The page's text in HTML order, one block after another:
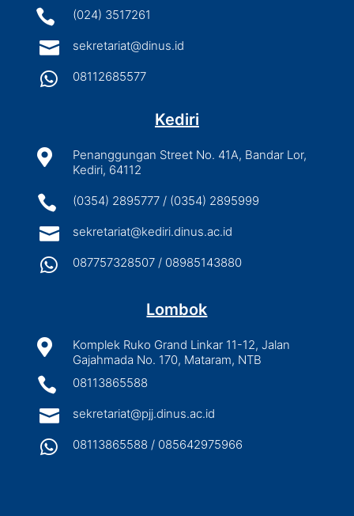
 (024) 3517261
 sekretariat@dinus.id
 08112685577
Kediri

Penanggungan Street No. 41A, Bandar Lor,
Kediri, 64112
 (0354) 2895777 / (0354) 2895999
 sekretariat@kediri.dinus.ac.id
 087757328507 / 08985143880
Lombok

Komplek Ruko Grand Linkar 11-12, Jalan
Gajahmada No. 170, Mataram, NTB
 08113865588
 sekretariat@pjj.dinus.ac.id
 08113865588 / 085642975966